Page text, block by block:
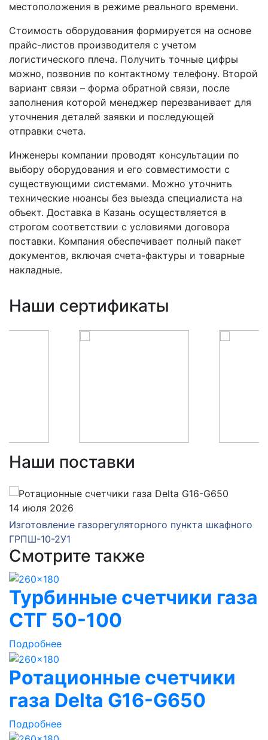
местоположения в режиме реального времени.
Стоимость оборудования формируется на основе
прайс-листов производителя с учетом
логистического плеча. Получить точные цифры
можно, позвонив по контактному телефону. Второй
вариант связи – форма обратной связи, после
заполнения которой менеджер перезванивает для
уточнения деталей заявки и последующей
отправки счета.
Инженеры компании проводят консультации по
выбору оборудования и его совместимости с
существующими системами. Можно уточнить
технические нюансы без выезда специалиста на
объект. Доставка в Казань осуществляется в
строгом соответствии с условиями договора
поставки. Компания обеспечивает полный пакет
документов, включая счета-фактуры и товарные
накладные.
Наши сертификаты
Наши поставки
14 июля 2026
Изготовление газорегуляторного пункта шкафного
ГРПШ-10-2У1
Смотрите также
Турбинные счетчики газа
СТГ 50-100
Подробнее
Ротационные счетчики
газа Delta G16-G650
Подробнее